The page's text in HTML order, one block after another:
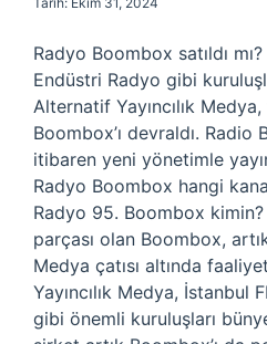
Radyo Boombox satıldı
Endüstri Radyo gibi
Alternatif Yayıncılık
Boombox’ı devraldı. Radio
itibaren yeni yönetimle
Radyo Boombox hangi
Radyo 95. Boombox
parçası olan Boombox,
Medya çatısı altında
Yayıncılık Medya, İstanbul
gibi önemli kuruluşları